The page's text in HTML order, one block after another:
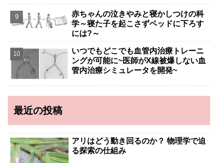
赤ちゃんの泣きやみと寝かしつけの科
学～寝た子を起こさずベッドに下ろす
には?～
いつでもどこでも血管内治療トレーニ
ングが可能に~医師がX線被爆しない血
管内治療シミュレータを開発~
最近の投稿
アリはどう動き回るのか？ 物理学で迫
る探索の仕組み